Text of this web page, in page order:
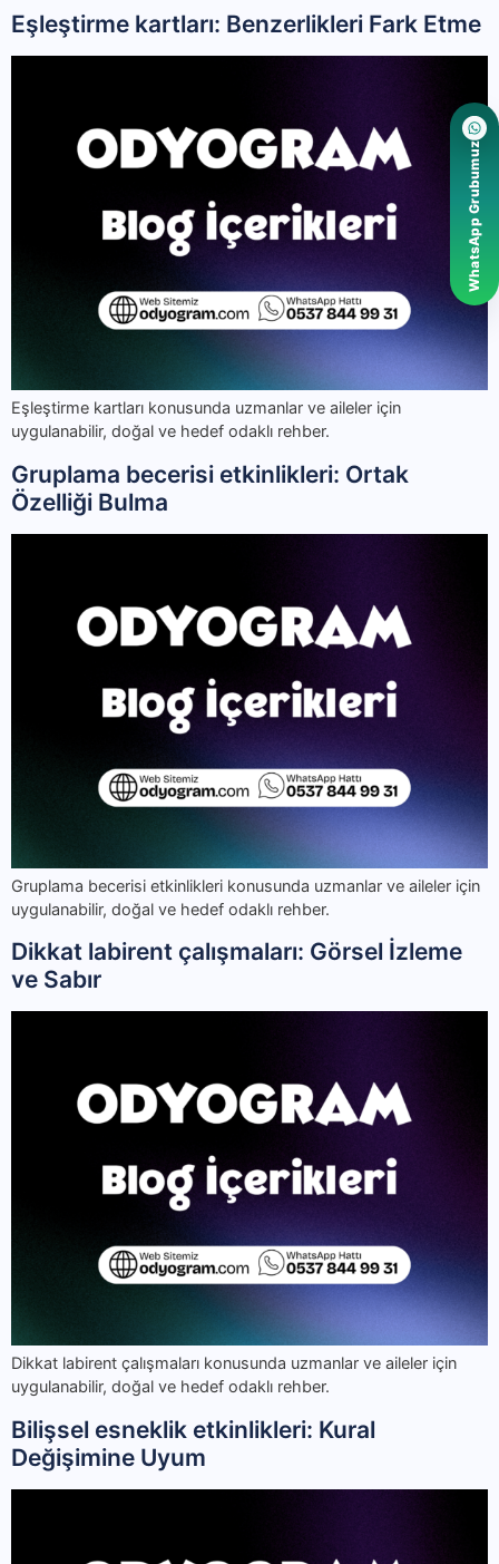
Eşleştirme kartları: Benzerlikleri Fark Etme
Eşleştirme kartları konusunda uzmanlar ve aileler için
uygulanabilir, doğal ve hedef odaklı rehber.
Gruplama becerisi etkinlikleri: Ortak
Özelliği Bulma
Gruplama becerisi etkinlikleri konusunda uzmanlar ve aileler için
uygulanabilir, doğal ve hedef odaklı rehber.
Dikkat labirent çalışmaları: Görsel İzleme
ve Sabır
Dikkat labirent çalışmaları konusunda uzmanlar ve aileler için
uygulanabilir, doğal ve hedef odaklı rehber.
Bilişsel esneklik etkinlikleri: Kural
Değişimine Uyum
WhatsApp Grubumuz